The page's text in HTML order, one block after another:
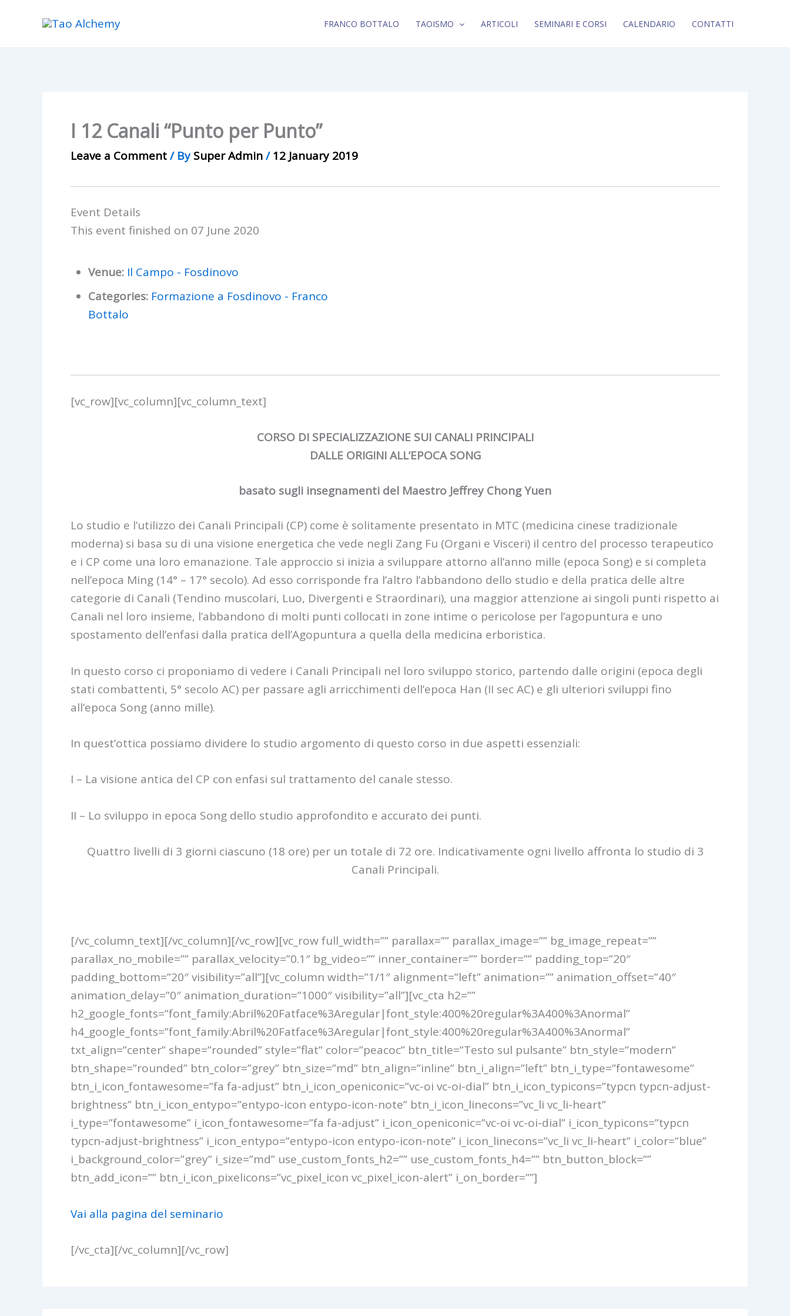
FRANCO BOTTALO TAOISMO ARTICOLI SEMINARI E CORSI CALENDARIO CONTATTI
I 12 Canali “Punto per Punto”
Leave a Comment / BySuper Admin/12 January 2019
Event Details
This event finished on 07 June 2020
Venue: Il Campo - Fosdinovo
Categories: Formazione a Fosdinovo - Franco
Bottalo
[vc_row][vc_column][vc_column_text]
CORSO DI SPECIALIZZAZIONE SUI CANALI PRINCIPALI
DALLE ORIGINI ALL’EPOCA SONG
basato sugli insegnamenti del Maestro Jeffrey Chong Yuen
Lo studio e l’utilizzo dei Canali Principali (CP) come è solitamente presentato in MTC (medicina cinese tradizionale
moderna) si basa su di una visione energetica che vede negli Zang Fu (Organi e Visceri) il centro del processo terapeutico
e i CP come una loro emanazione. Tale approccio si inizia a sviluppare attorno all’anno mille (epoca Song) e si completa
nell’epoca Ming (14° – 17° secolo). Ad esso corrisponde fra l’altro l’abbandono dello studio e della pratica delle altre
categorie di Canali (Tendino muscolari, Luo, Divergenti e Straordinari), una maggior attenzione ai singoli punti rispetto ai
Canali nel loro insieme, l’abbandono di molti punti collocati in zone intime o pericolose per l’agopuntura e uno
spostamento dell’enfasi dalla pratica dell’Agopuntura a quella della medicina erboristica.
In questo corso ci proponiamo di vedere i Canali Principali nel loro sviluppo storico, partendo dalle origini (epoca degli
stati combattenti, 5° secolo AC) per passare agli arricchimenti dell’epoca Han (II sec AC) e gli ulteriori sviluppi fino
all’epoca Song (anno mille).
In quest’ottica possiamo dividere lo studio argomento di questo corso in due aspetti essenziali:
I – La visione antica del CP con enfasi sul trattamento del canale stesso.
II – Lo sviluppo in epoca Song dello studio approfondito e accurato dei punti.
Quattro livelli di 3 giorni ciascuno (18 ore) per un totale di 72 ore. Indicativamente ogni livello affronta lo studio di 3
Canali Principali.
[/vc_column_text][/vc_column][/vc_row][vc_row full_width=”” parallax=”” parallax_image=”” bg_image_repeat=””
parallax_no_mobile=”” parallax_velocity=”0.1″ bg_video=”” inner_container=”” border=”” padding_top=”20″
padding_bottom=”20″ visibility=”all”][vc_column width=”1/1″ alignment=”left” animation=”” animation_offset=”40″
animation_delay=”0″ animation_duration=”1000″ visibility=”all”][vc_cta h2=””
h2_google_fonts=”font_family:Abril%20Fatface%3Aregular|font_style:400%20regular%3A400%3Anormal”
h4_google_fonts=”font_family:Abril%20Fatface%3Aregular|font_style:400%20regular%3A400%3Anormal”
txt_align=”center” shape=”rounded” style=”flat” color=”peacoc” btn_title=”Testo sul pulsante” btn_style=”modern”
btn_shape=”rounded” btn_color=”grey” btn_size=”md” btn_align=”inline” btn_i_align=”left” btn_i_type=”fontawesome”
btn_i_icon_fontawesome=”fa fa-adjust” btn_i_icon_openiconic=”vc-oi vc-oi-dial” btn_i_icon_typicons=”typcn typcn-adjust-
brightness” btn_i_icon_entypo=”entypo-icon entypo-icon-note” btn_i_icon_linecons=”vc_li vc_li-heart”
i_type=”fontawesome” i_icon_fontawesome=”fa fa-adjust” i_icon_openiconic=”vc-oi vc-oi-dial” i_icon_typicons=”typcn
typcn-adjust-brightness” i_icon_entypo=”entypo-icon entypo-icon-note” i_icon_linecons=”vc_li vc_li-heart” i_color=”blue”
i_background_color=”grey” i_size=”md” use_custom_fonts_h2=”” use_custom_fonts_h4=”” btn_button_block=””
btn_add_icon=”” btn_i_icon_pixelicons=”vc_pixel_icon vc_pixel_icon-alert” i_on_border=””]
Vai alla pagina del seminario
[/vc_cta][/vc_column][/vc_row]